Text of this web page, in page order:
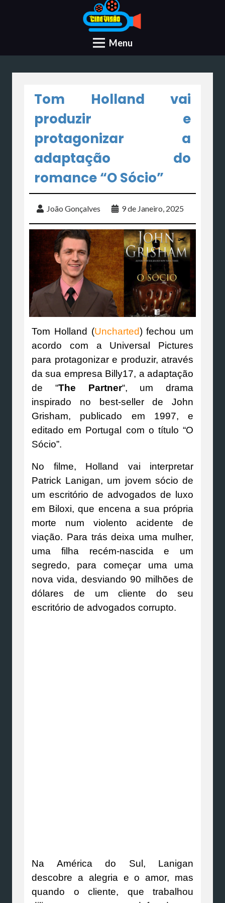
Menu
Tom Holland vai
produzir e
protagonizar a
adaptação do
romance “O Sócio”
João Gonçalves 9 de Janeiro, 2025
Tom Holland (Uncharted) fechou um
acordo com a Universal Pictures
para protagonizar e produzir, através
da sua empresa Billy17, a adaptação
de “The Partner“, um drama
inspirado no best-seller de John
Grisham, publicado em 1997, e
editado em Portugal com o título “O
Sócio”.
No filme, Holland vai interpretar
Patrick Lanigan, um jovem sócio de
um escritório de advogados de luxo
em Biloxi, que encena a sua própria
morte num violento acidente de
viação. Para trás deixa uma mulher,
uma filha recém-nascida e um
segredo, para começar uma uma
nova vida, desviando 90 milhões de
dólares de um cliente do seu
escritório de advogados corrupto.
Na América do Sul, Lanigan
descobre a alegria e o amor, mas
quando o cliente, que trabalhou